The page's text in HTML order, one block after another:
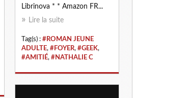
Librinova * * Amazon FR...
Lire la suite
Tag(s) : #ROMAN JEUNE
ADULTE, #FOYER, #GEEK,
#AMITIÉ, #NATHALIE C